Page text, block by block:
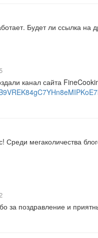
Будет ли ссылка на
канал сайта
мегаколичества
за поздравление и